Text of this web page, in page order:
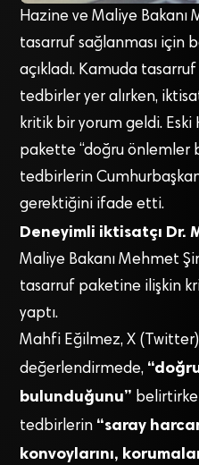
Hazine ve Maliye Bakanı
tasarruf sağlanması için
açıkladı. Kamuda
tedbirler yer alırken,
kritik bir yorum geldi. Eski
pakette “doğru önlemler
tedbirlerin
gerektiğini ifade etti.
Deneyimli iktisatçı Dr.
Maliye Bakanı Mehmet
tasarruf paketine ilişkin
yaptı.
Mahfi Eğilmez, X (Twitter)
değerlendirmede,
bulunduğunu”
tedbirlerin “saray
konvoylarını,